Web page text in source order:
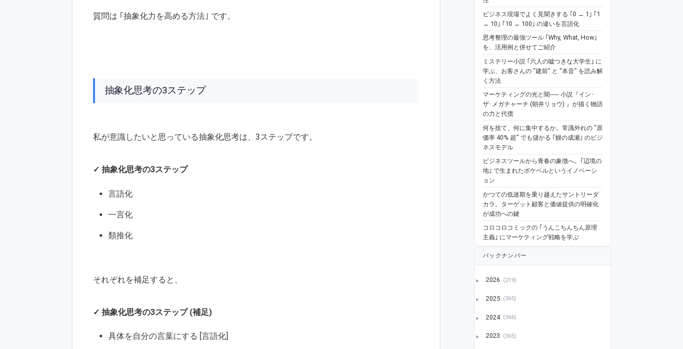
質問は ｢抽象化力を高める方法｣ です。
抽象化思考の3ステップ
私が意識したいと思っている抽象化思考は、3ステップです。
✓ 抽象化思考の3ステップ
言語化
一言化
類推化
それぞれを補足すると、
✓ 抽象化思考の3ステップ (補足)
具体を自分の言葉にする [言語化]
ビジネス現場でよく見聞きする ｢0 → 1｣ ｢1
→ 10｣ ｢10 → 100｣ の違いを言語化
思考整理の最強ツール ｢Why, What, How｣
を、活用例と併せてご紹介
ミステリー小説 ｢六人の嘘つきな大学生｣ に
学ぶ、お客さんの "建前" と "本音" を読み解
く方法
マーケティングの光と闇── 小説『イン･
ザ･メガチャーチ (朝井リョウ) 』が描く物語
の力と代償
何を捨て、何に集中するか。常識外れの "原
価率 40% 超" でも儲かる ｢鰻の成瀬｣ のビジ
ネスモデル
ビジネスツールから青春の象徴へ。｢辺境の
地｣ で生まれたポケベルというイノベーシ
ョン
かつての低迷期を乗り越えたサントリーダ
カラ。ターゲット顧客と価値提供の明確化
が成功への鍵
コロコロコミックの ｢うんこちんちん原理
主義｣ にマーケティング戦略を学ぶ
バックナンバー
► 2026 (219)
► 2025 (365)
► 2024 (366)
► 2023 (365)